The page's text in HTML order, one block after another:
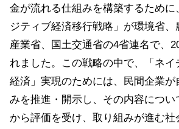
金が流れる仕組みを構築するために
ジティブ経済移行戦略」が環境省
産業省、国土交通省の4省連名で、
れました。この戦略の中で、「ネ
経済」実現のためには、民間企業が
みを推進・開示し、その内容につ
から評価を受け、取り組みが進む社